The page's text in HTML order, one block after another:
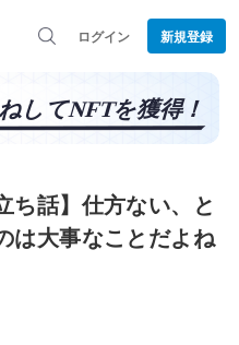
ログイン 新規登録
ち話】仕方ない、と
は大事なことだよね